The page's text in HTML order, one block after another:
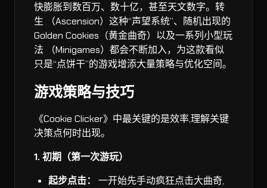
快膨胀到数百万、数十亿，甚至天文数字。转
生 （Ascension）这种“声望系统”、随机出现的
Golden Cookies（黄金曲奇）以及一系列小型玩
法 （Minigames）都会不断加入，为这款看似
只是“点饼干”的游戏增添大量策略与优化空间。
游戏策略与技巧
《Cookie Clicker》中最关键的是效率,理解关键
决策点何时出现。
1. 初期（第一次游玩）
起步点击：
一开始先手动疯狂点击大曲奇,